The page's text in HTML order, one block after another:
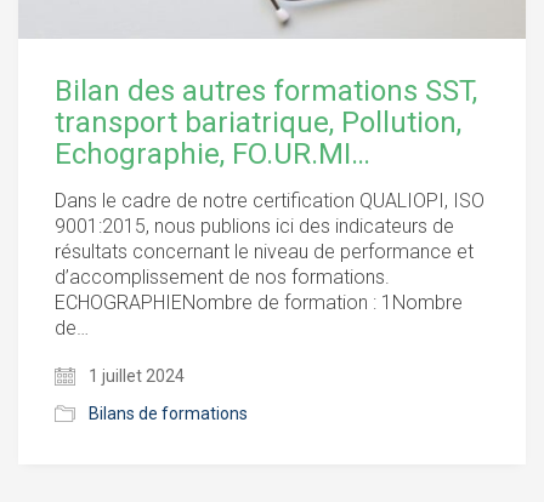
Bilan des autres formations SST,
transport bariatrique, Pollution,
Echographie, FO.UR.MI…
Dans le cadre de notre certification QUALIOPI, ISO
9001:2015, nous publions ici des indicateurs de
résultats concernant le niveau de performance et
d’accomplissement de nos formations.
ECHOGRAPHIENombre de formation : 1Nombre
de…
1 juillet 2024
Bilans de formations